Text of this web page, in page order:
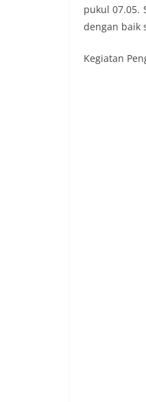
pukul 07.05.
dengan baik
Kegiatan